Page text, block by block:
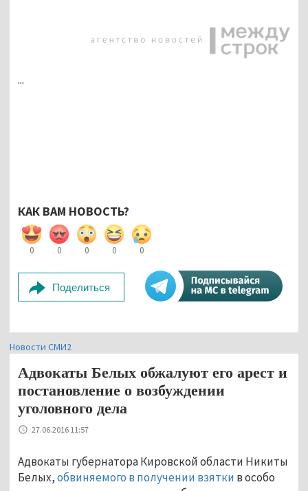
...
КАК ВАМ НОВОСТЬ?
0 0 0 0 0
Поделиться
Новости СМИ2
Адвокаты Белых обжалуют его арест и
постановление о возбуждении
уголовного дела
27.06.2016 11:57
Адвокаты губернатора Кировской области Никиты
Белых,обвиняемого в получении взятки в особо